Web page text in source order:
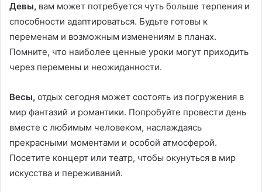
Девы, вам может потребуется чуть больше терпения и
способности адаптироваться. Будьте готовы к
переменам и возможным изменениям в планах.
Помните, что наиболее ценные уроки могут приходить
через перемены и неожиданности.
Весы, отдых сегодня может состоять из погружения в
мир фантазий и романтики. Попробуйте провести день
вместе с любимым человеком, наслаждаясь
прекрасными моментами и особой атмосферой.
Посетите концерт или театр, чтобы окунуться в мир
искусства и переживаний.